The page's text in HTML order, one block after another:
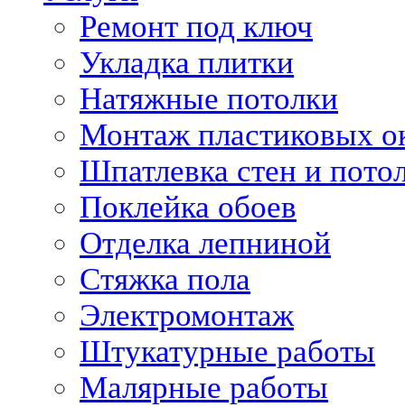
Ремонт под ключ
Укладка плитки
Натяжные потолки
Монтаж пластиковых
Шпатлевка стен и
Поклейка обоев
Отделка лепниной
Стяжка пола
Электромонтаж
Штукатурные работы
Малярные работы